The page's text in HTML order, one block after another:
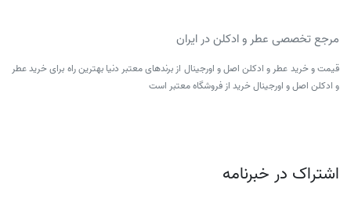
مرجع تخصصی عطر و ادکلن در ایران
قیمت و خرید عطر و ادکلن اصل و اورجینال از برندهای معتبر دنیا بهترین راه برای خرید عطر
و ادکلن اصل و اورجینال خرید از فروشگاه معتبر است
اشتراک در خبرنامه